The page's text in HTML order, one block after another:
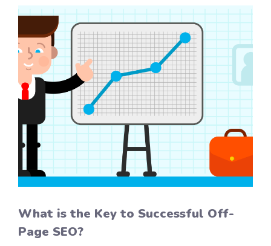
What is the Key to Successful Off-
Page SEO?